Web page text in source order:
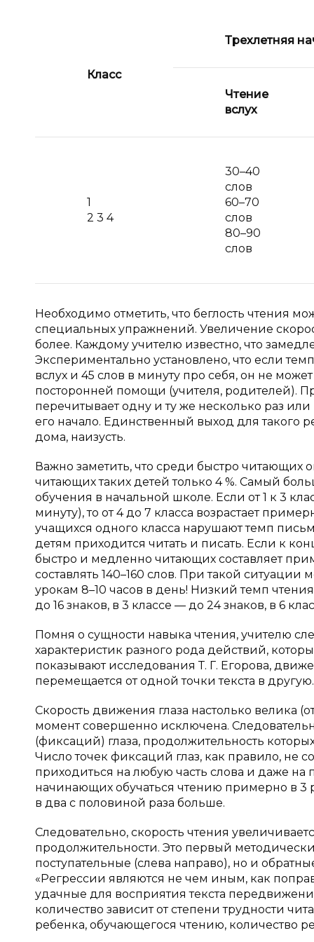
Класс
Трехлетняя
Чтение
вслух
1
2 3 4
30–40
слов
60–70
слов
80–90
слов
Необходимо отметить, что беглость чтения
специальных упражнений. Увеличение
более. Каждому учителю известно, что
Экспериментально установлено, что если
вслух и 45 слов в минуту про себя, он не
посторонней помощи (учителя, родителей).
перечитывает одну и ту же несколько раз
его начало. Единственный выход для такого
дома, наизусть.
Важно заметить, что среди быстро читающих
читающих таких детей только 4 %. Самый
обучения в начальной школе. Если от 1 к 3
минуту), то от 4 до 7 класса возрастает
учащихся одного класса нарушают темп
детям приходится читать и писать. Если к
быстро и медленно читающих составляет
составлять 140–160 слов. При такой
урокам 8–10 часов в день! Низкий темп
до 16 знаков, в 3 классе — до 24 знаков, в 6
Помня о сущности навыка чтения, учителю
характеристик разного рода действий,
показывают исследования Т. Г. Егорова,
перемещается от одной точки текста в другую.
Скорость движения глаза настолько велика
момент совершенно исключена.
(фиксаций) глаза, продолжительность
Число точек фиксаций глаз, как правило, не
приходиться на любую часть слова и даже
начинающих обучаться чтению примерно в 3
в два с половиной раза больше.
Следовательно, скорость чтения
продолжительности. Это первый
поступательные (слева направо), но и
«Регрессии являются не чем иным, как
удачные для восприятия текста
количество зависит от степени трудности
ребенка, обучающегося чтению, количество